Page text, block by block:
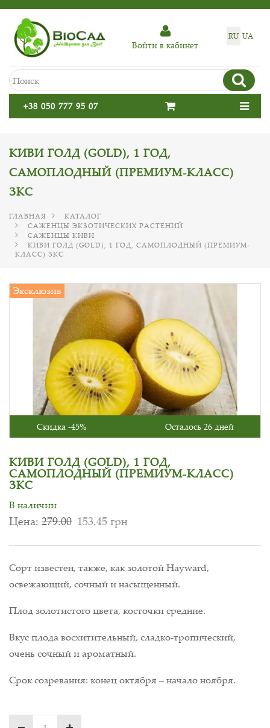
RU UA
Войти в кабинет
+38 050 777 95 07
КИВИ ГОЛД (GOLD), 1 ГОД,
САМОПЛОДНЫЙ (ПРЕМИУМ-КЛАСС)
ЗКС
ГЛАВНАЯ
КАТАЛОГ
САЖЕНЦЫ ЭКЗОТИЧЕСКИХ РАСТЕНИЙ
САЖЕНЦЫ КИВИ
КИВИ ГОЛД (GOLD), 1 ГОД, САМОПЛОДНЫЙ (ПРЕМИУМ-
КЛАСС) ЗКС
Эксклюзив
Скидка -45% Осталось 26 дней
КИВИ ГОЛД (GOLD), 1 ГОД,
САМОПЛОДНЫЙ (ПРЕМИУМ-КЛАСС)
ЗКС
В наличии
Цена: 279.00 153.45 грн
Сорт известен, также, как золотой Hayward,
освежающий, сочный и насыщенный.
Плод золотистого цвета, косточки средние.
Вкус плода восхитительный, сладко-тропический,
очень сочный и ароматный.
Срок созревания: конец октября – начало ноября.